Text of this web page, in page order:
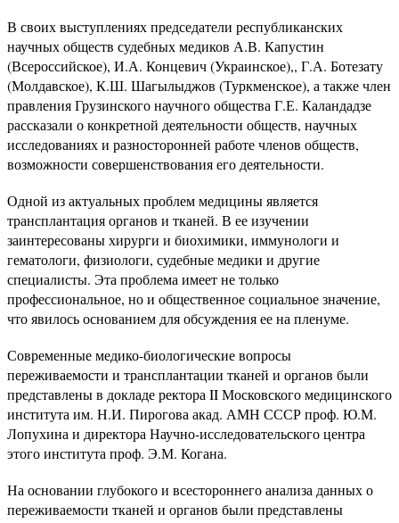
В своих выступлениях председатели республиканских
научных обществ судебных медиков А.В. Капустин
(Всероссийское), И.А. Концевич (Украинское),, Г.А. Ботезату
(Молдавское), К.Ш. Шагылыджов (Туркменское), а также член
правления Грузинского научного общества Г.Е. Каландадзе
рассказали о конкретной деятельности обществ, научных
исследованиях и разносторонней работе членов обществ,
возможности совершенствования его деятельности.
Одной из актуальных проблем медицины является
трансплантация органов и тканей. В ее изучении
заинтересованы хирурги и биохимики, иммунологи и
гематологи, физиологи, судебные медики и другие
специалисты. Эта проблема имеет не только
профессиональное, но и общественное социальное значение,
что явилось основанием для обсуждения ее на пленуме.
Современные медико-биологические вопросы
переживаемости и трансплантации тканей и органов были
представлены в докладе ректора II Московского медицинского
института им. Н.И. Пирогова акад. АМН СССР проф. Ю.М.
Лопухина и директора Научно-исследовательского центра
этого института проф. Э.М. Когана.
На основании глубокого и всестороннего анализа данных о
переживаемости тканей и органов были представлены